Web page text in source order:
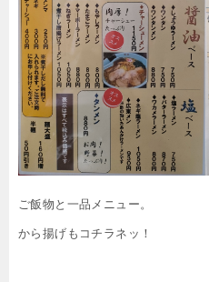
ご飯物と一品メニュー。
から揚げもコチラネッ！